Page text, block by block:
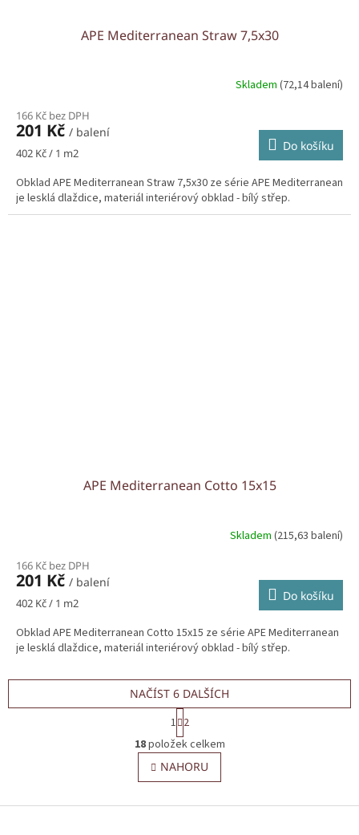
APE Mediterranean Straw 7,5x30
Skladem (72,14 balení)
166 Kč bez DPH
201 Kč / balení
Měrná
402 Kč / 1 m2 Do košíku
Obklad APE Mediterranean Straw 7,5x30 ze série APE Mediterranean
je lesklá dlaždice, materiál interiérový obklad - bílý střep.
APE Mediterranean Cotto 15x15
Skladem (215,63 balení)
166 Kč bez DPH
201 Kč / balení
Měrná
402 Kč / 1 m2 Do košíku
Obklad APE Mediterranean Cotto 15x15 ze série APE Mediterranean
je lesklá dlaždice, materiál interiérový obklad - bílý střep.
O
v
l
á
NAČÍST 6 DALŠÍCH
S
t
r
á
n
k
v
1 2
18položek celkem
NAHORU
Z